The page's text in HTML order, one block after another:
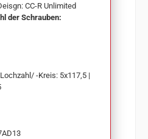
CC-R Unlimited
der Schrauben:
-Kreis: 5x117,5 |